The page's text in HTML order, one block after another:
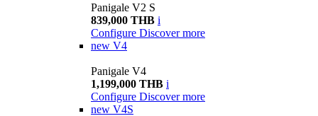
Panigale V2 S
839,000 THB i
Configure Discover more
new V4
Panigale V4
1,199,000 THB i
Configure Discover more
new V4S